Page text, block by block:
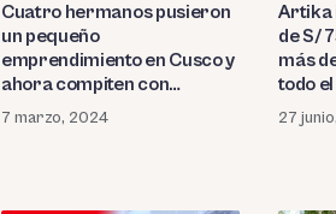
Cuatro hermanos pusieron
un pequeño
emprendimiento en Cusco y
ahora compiten con
D’onofrio. Esta es la historia
de Artika. (Video)
7 marzo, 2024
Artika
de S/
más
todo
27